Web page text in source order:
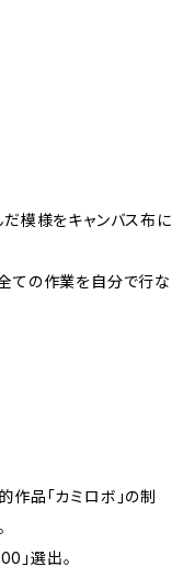
だ模様をキャンバス布に
ての作業を自分で行な
作品「カミロボ」の制
」選出。